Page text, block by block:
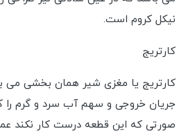
نیکل کروم است.
کارتریج
کارتریج یا مغزی شیر همان بخشی می
جریان خروجی و سهم آب سرد و گرم را
صورتی که این قطعه درست کار نکند